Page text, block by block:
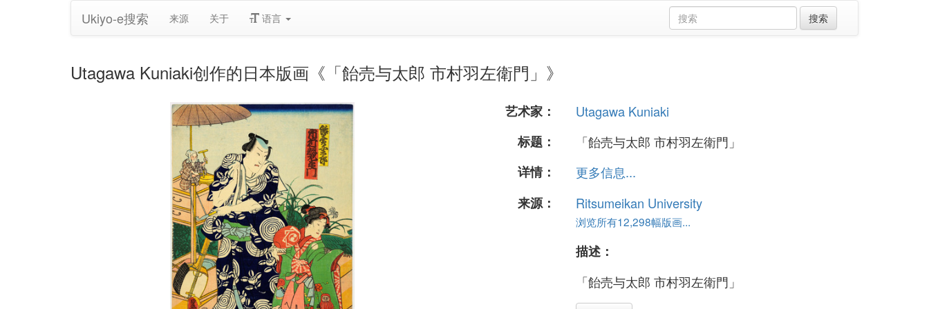
Ukiyo-e搜索 来源 关于 语言
Utagawa Kuniaki创作的日本版画《「飴売与太郎 市村羽左衛門」》
艺术家：
Utagawa Kuniaki
标题：
「飴売与太郎 市村羽左衛門」
详情：
更多信息...
来源：
Ritsumeikan University
浏览所有12,298幅版画...
描述：
「飴売与太郎 市村羽左衛門」